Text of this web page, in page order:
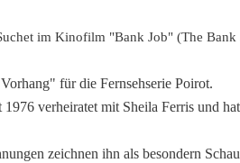
im Kinofilm "Bank Job" (The Bank
für die Fernsehserie Poirot.
1976 verheiratet mit Sheila Ferris und
zeichnen ihn als besondern